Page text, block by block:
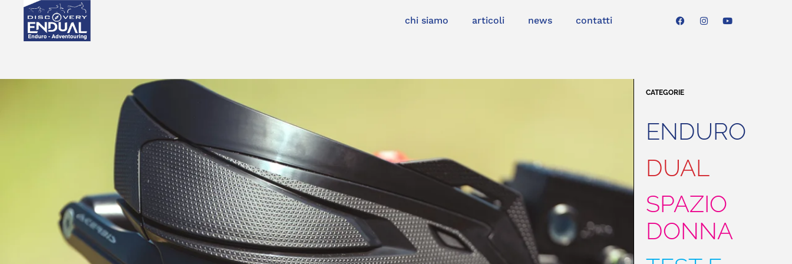
chi siamo articoli news contatti
CATEGORIE
ENDURO
DUAL
SPAZIO
DONNA